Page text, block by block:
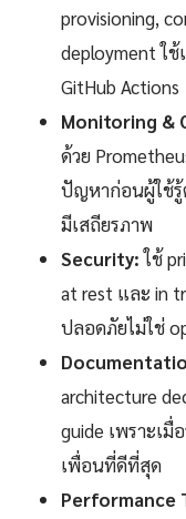
provisioning,
deployment ใช้
GitHub Actions
Monitoring &
ด้วย
ปัญหาก่อนผู้ใช้รู้
มีเสถียรภาพ
Security:ใช้
at rest และ in
ปลอดภัยไม่ใช่
architecture
guide เพราะเ
เพื่อนที่ดีที่สุด
Performance